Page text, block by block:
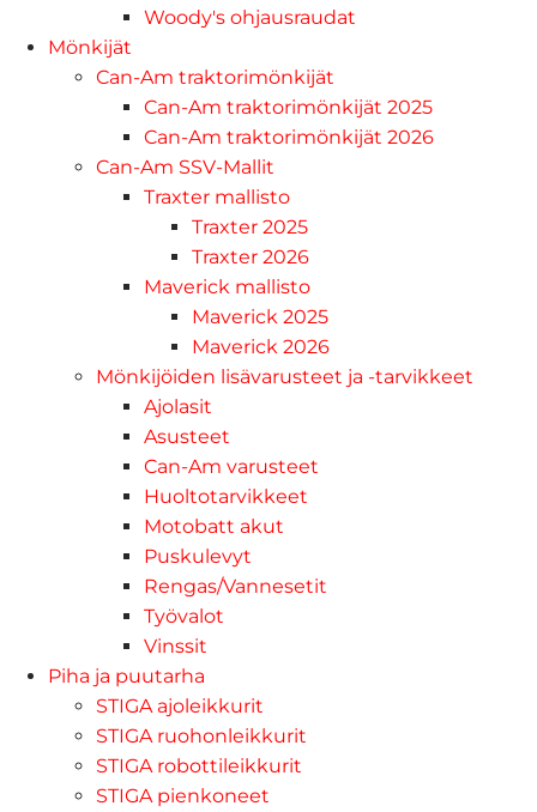
Woody's ohjausraudat
Mönkijät
Can-Am traktorimönkijät
Can-Am traktorimönkijät 2025
Can-Am traktorimönkijät 2026
Can-Am SSV-Mallit
Traxter mallisto
Traxter 2025
Traxter 2026
Maverick mallisto
Maverick 2025
Maverick 2026
Mönkijöiden lisävarusteet ja -tarvikkeet
Ajolasit
Asusteet
Can-Am varusteet
Huoltotarvikkeet
Motobatt akut
Puskulevyt
Rengas/Vannesetit
Työvalot
Vinssit
Piha ja puutarha
STIGA ajoleikkurit
STIGA ruohonleikkurit
STIGA robottileikkurit
STIGA pienkoneet